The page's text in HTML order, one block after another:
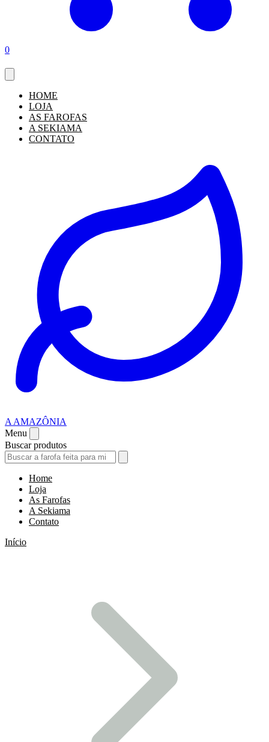
0
HOME
LOJA
AS FAROFAS
A SEKIAMA
CONTATO
A AMAZÔNIA
Menu
Buscar produtos
Home
Loja
As Farofas
A Sekiama
Contato
Início